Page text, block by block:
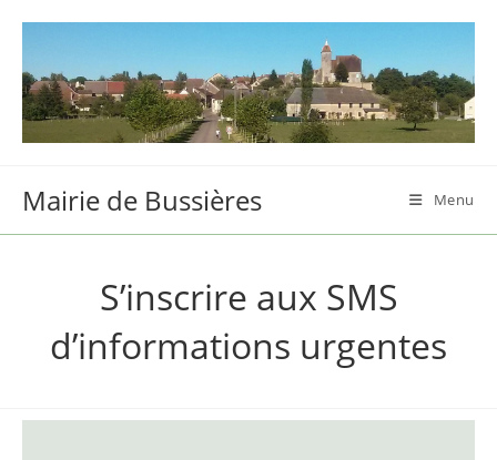
content
Mairie de Bussières Menu
S’inscrire aux SMS
d’informations urgentes